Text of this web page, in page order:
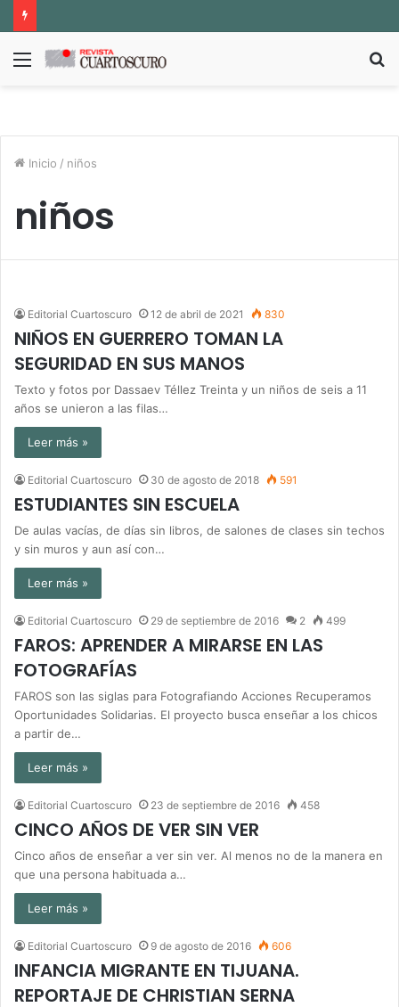
Menú
Inicio / niños
niños
Editorial Cuartoscuro 12 de abril de 2021 830
NIÑOS EN GUERRERO TOMAN LA
SEGURIDAD EN SUS MANOS
Texto y fotos por Dassaev Téllez Treinta y un niños de seis a 11
años se unieron a las filas…
Leer más »
Editorial Cuartoscuro 30 de agosto de 2018 591
ESTUDIANTES SIN ESCUELA
De aulas vacías, de días sin libros, de salones de clases sin techos
y sin muros y aun así con…
Leer más »
Editorial Cuartoscuro 29 de septiembre de 2016 2 499
FAROS: APRENDER A MIRARSE EN LAS
FOTOGRAFÍAS
FAROS son las siglas para Fotografiando Acciones Recuperamos
Oportunidades Solidarias. El proyecto busca enseñar a los chicos
a partir de…
Leer más »
Editorial Cuartoscuro 23 de septiembre de 2016 458
CINCO AÑOS DE VER SIN VER
Cinco años de enseñar a ver sin ver. Al menos no de la manera en
que una persona habituada a…
Leer más »
Editorial Cuartoscuro 9 de agosto de 2016 606
INFANCIA MIGRANTE EN TIJUANA.
REPORTAJE DE CHRISTIAN SERNA